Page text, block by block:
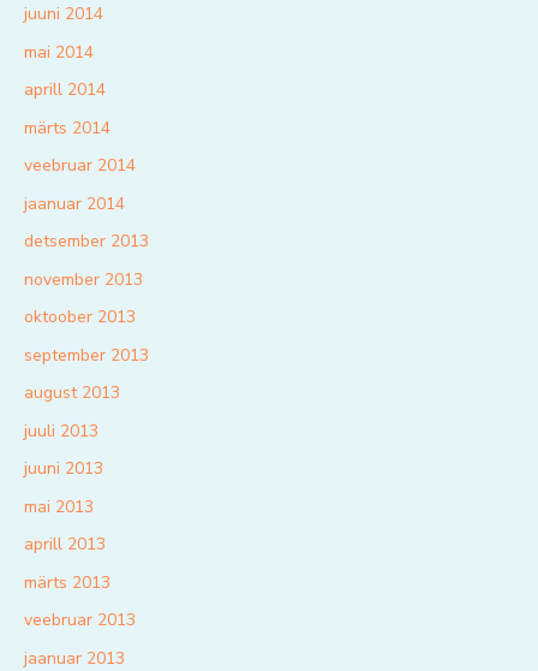
juuni 2014
mai 2014
aprill 2014
märts 2014
veebruar 2014
jaanuar 2014
detsember 2013
november 2013
oktoober 2013
september 2013
august 2013
juuli 2013
juuni 2013
mai 2013
aprill 2013
märts 2013
veebruar 2013
jaanuar 2013